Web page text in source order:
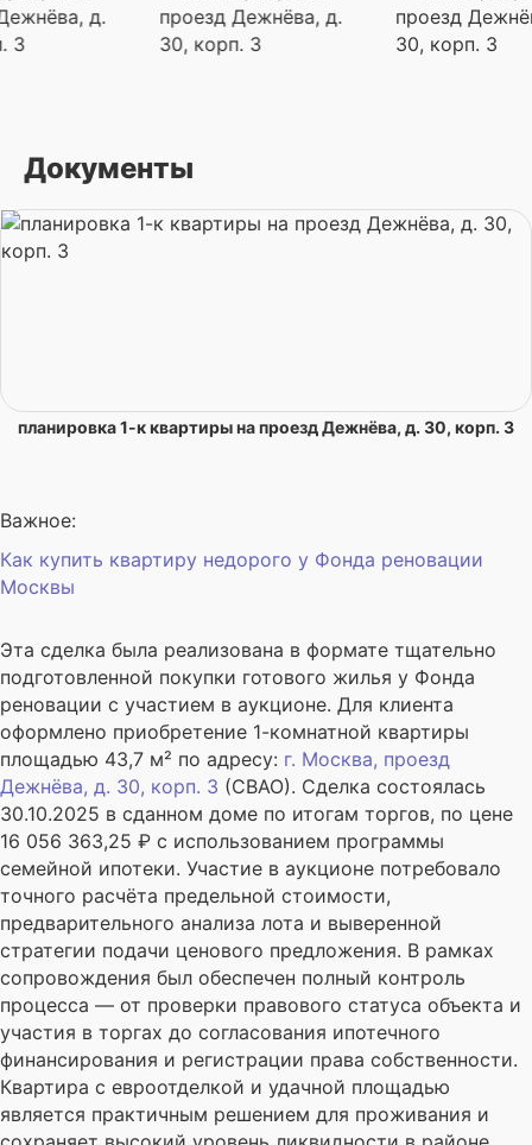
Документы
планировка 1-к квартиры на проезд Дежнёва, д. 30, корп. 3
Важное:
Как купить квартиру недорого у Фонда реновации
Москвы
Эта сделка была реализована в формате тщательно
подготовленной покупки готового жилья у Фонда
реновации с участием в аукционе. Для клиента
оформлено приобретение 1-комнатной квартиры
площадью 43,7 м² по адресу: г. Москва, проезд
Дежнёва, д. 30, корп. 3 (СВАО). Сделка состоялась
30.10.2025 в сданном доме по итогам торгов, по цене
16 056 363,25 ₽ с использованием программы
семейной ипотеки. Участие в аукционе потребовало
точного расчёта предельной стоимости,
предварительного анализа лота и выверенной
стратегии подачи ценового предложения. В рамках
сопровождения был обеспечен полный контроль
процесса — от проверки правового статуса объекта и
участия в торгах до согласования ипотечного
финансирования и регистрации права собственности.
Квартира с евроотделкой и удачной площадью
является практичным решением для проживания и